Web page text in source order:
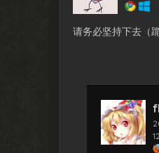
请务必坚持下去（跪